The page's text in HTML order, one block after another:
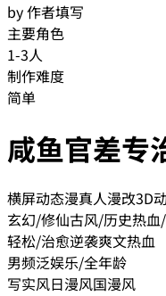
by 作者填写
主要角色
1-3人
制作难度
简单
咸鱼官差专
横屏动态漫真人漫改3D
玄幻/修仙古风/历史热血
轻松/治愈逆袭爽文热血
男频泛娱乐/全年龄
写实风日漫风国漫风